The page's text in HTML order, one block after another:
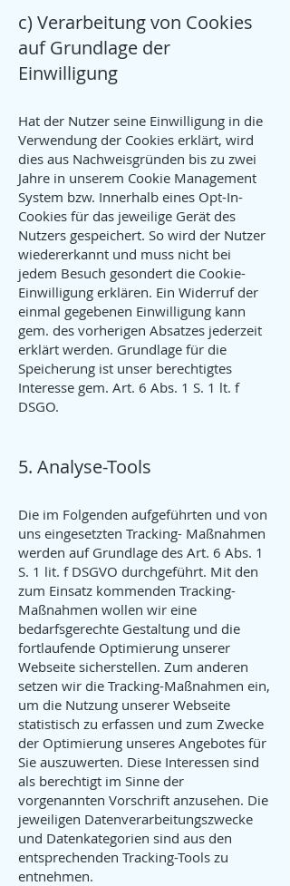
c) Verarbeitung von Cookies
auf Grundlage der
Einwilligung
Hat der Nutzer seine Einwilligung in die
Verwendung der Cookies erklärt, wird
dies aus Nachweisgründen bis zu zwei
Jahre in unserem Cookie Management
System bzw. Innerhalb eines Opt-In-
Cookies für das jeweilige Gerät des
Nutzers gespeichert. So wird der Nutzer
wiedererkannt und muss nicht bei
jedem Besuch gesondert die Cookie-
Einwilligung erklären. Ein Widerruf der
einmal gegebenen Einwilligung kann
gem. des vorherigen Absatzes jederzeit
erklärt werden. Grundlage für die
Speicherung ist unser berechtigtes
Interesse gem. Art. 6 Abs. 1 S. 1 lt. f
DSGO.
5. Analyse-Tools
Die im Folgenden aufgeführten und von
uns eingesetzten Tracking- Maßnahmen
werden auf Grundlage des Art. 6 Abs. 1
S. 1 lit. f DSGVO durchgeführt. Mit den
zum Einsatz kommenden Tracking-
Maßnahmen wollen wir eine
bedarfsgerechte Gestaltung und die
fortlaufende Optimierung unserer
Webseite sicherstellen. Zum anderen
setzen wir die Tracking-Maßnahmen ein,
um die Nutzung unserer Webseite
statistisch zu erfassen und zum Zwecke
der Optimierung unseres Angebotes für
Sie auszuwerten. Diese Interessen sind
als berechtigt im Sinne der
vorgenannten Vorschrift anzusehen. Die
jeweiligen Datenverarbeitungszwecke
und Datenkategorien sind aus den
entsprechenden Tracking-Tools zu
entnehmen.